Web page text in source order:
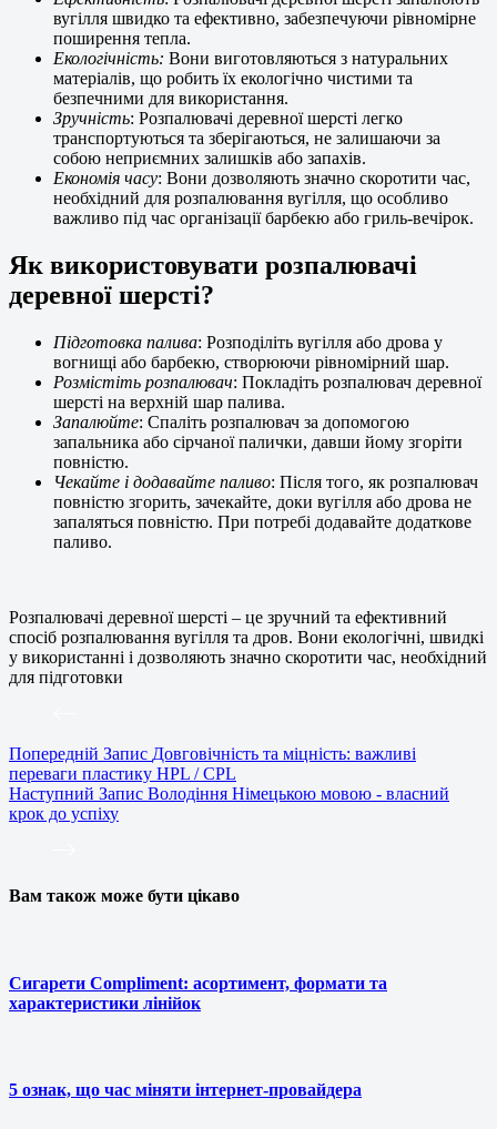
вугілля швидко та ефективно, забезпечуючи рівномірне
поширення тепла.
Екологічність: Вони виготовляються з натуральних
матеріалів, що робить їх екологічно чистими та
безпечними для використання.
Зручність: Розпалювачі деревної шерсті легко
транспортуються та зберігаються, не залишаючи за
собою неприємних залишків або запахів.
Економія часу: Вони дозволяють значно скоротити час,
необхідний для розпалювання вугілля, що особливо
важливо під час організації барбекю або гриль-вечірок.
Як використовувати розпалювачі
деревної шерсті?
Підготовка палива: Розподіліть вугілля або дрова у
вогнищі або барбекю, створюючи рівномірний шар.
Розмістіть розпалювач: Покладіть розпалювач деревної
шерсті на верхній шар палива.
Запалюйте: Спаліть розпалювач за допомогою
запальника або сірчаної палички, давши йому згоріти
повністю.
Чекайте і додавайте паливо: Після того, як розпалювач
повністю згорить, зачекайте, доки вугілля або дрова не
запаляться повністю. При потребі додавайте додаткове
паливо.
Розпалювачі деревної шерсті – це зручний та ефективний
спосіб розпалювання вугілля та дров. Вони екологічні, швидкі
у використанні і дозволяють значно скоротити час, необхідний
для підготовки
Попередній Запис Довговічність та міцність: важливі
переваги пластику HPL / CPL
Наступний Запис Володіння Німецькою мовою - власний
крок до успіху
Вам також може бути цікаво
Сигарети Compliment: асортимент, формати та
характеристики лінійок
5 ознак, що час міняти інтернет-провайдера